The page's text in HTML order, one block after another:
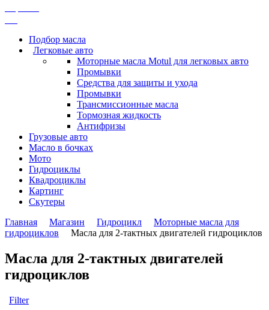
Подбор масла
Легковые авто
Моторные масла Motul для легковых авто
Промывки
Средства для защиты и ухода
Промывки
Трансмиссионные масла
Тормозная жидкость
Антифризы
Грузовые авто
Масло в бочках
Мото
Гидроциклы
Квадроциклы
Картинг
Скутеры
Главная
Магазин Гидроцикл
Моторные масла для
гидроциклов
Масла для 2-тактных двигателей гидроциклов
Масла для 2-тактных двигателей
гидроциклов
Filter